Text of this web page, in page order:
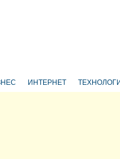
ИНТЕРНЕТ